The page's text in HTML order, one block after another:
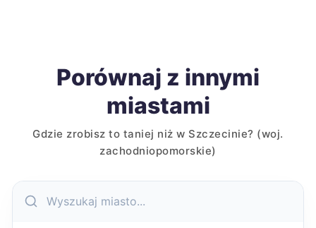
Porównaj z innymi
miastami
Gdzie zrobisz to taniej niż w Szczecinie? (woj.
zachodniopomorskie)